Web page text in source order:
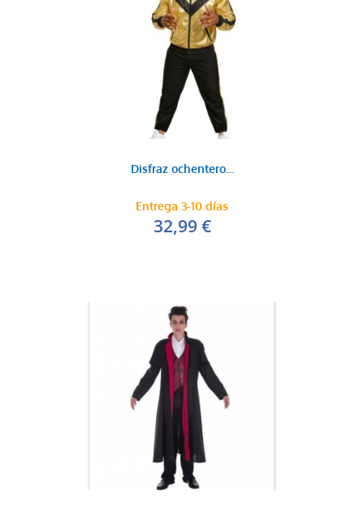
Disfraz ochentero...
Entrega 3-10 días
32,99 €